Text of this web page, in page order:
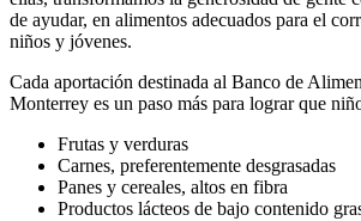
de ayudar, en alimentos adecuados para el
niños y jóvenes.
Cada aportación destinada al Banco de
Monterrey es un paso más para lograr que
Frutas y verduras
Carnes, preferentemente desgrasadas
Panes y cereales, altos en fibra
Productos lácteos de bajo contenido